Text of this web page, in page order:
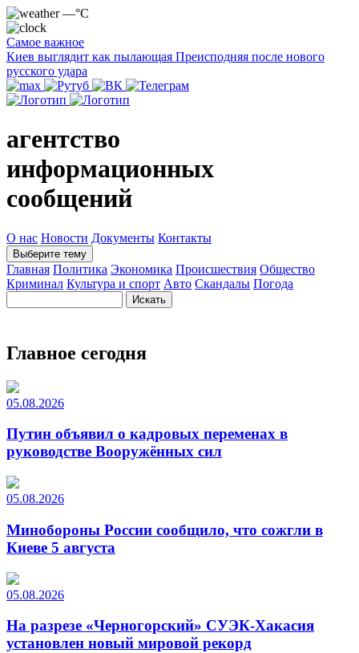
—°C
Самое важное
Киев выглядит как пылающая Преисподняя после нового
русского удара
агентство
информационных
сообщений
О нас Новости Документы Контакты
Выберите тему
Главная Политика Экономика Происшествия Общество
Криминал Культура и спорт Авто Скандалы Погода
Главное сегодня
05.08.2026
Путин объявил о кадровых переменах в
руководстве Вооружённых сил
05.08.2026
Минобороны России сообщило, что сожгли в
Киеве 5 августа
05.08.2026
На разрезе «Черногорский» СУЭК-Хакасия
установлен новый мировой рекорд